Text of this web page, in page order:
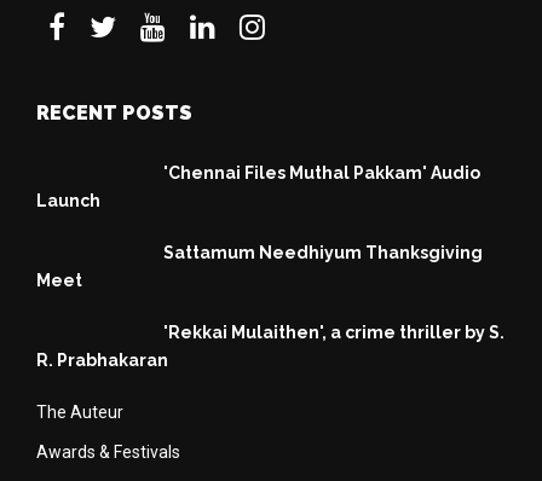
RECENT POSTS
'Chennai Files Muthal Pakkam' Audio
Launch
Sattamum Needhiyum Thanksgiving
Meet
'Rekkai Mulaithen', a crime thriller by S.
R. Prabhakaran
The Auteur
Awards & Festivals